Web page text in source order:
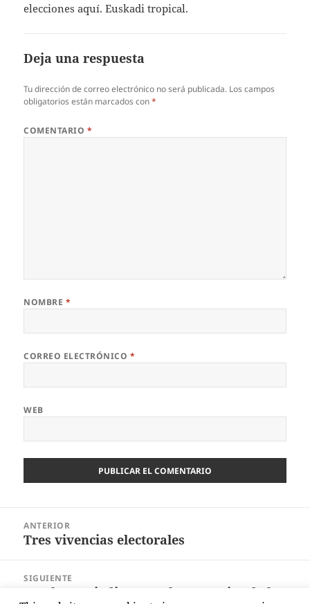
elecciones aquí. Euskadi tropical.
Deja una respuesta
Tu dirección de correo electrónico no será publicada. Los campos
obligatorios están marcados con*
COMENTARIO *
NOMBRE *
CORREO ELECTRÓNICO *
WEB
entradas
ANTERIOR
Entrada
Tres vivencias electorales
SIGUIENTE
Entrada
Con los periodistas parlamentarios de las